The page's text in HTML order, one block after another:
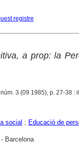
registre
a prop: la
3 (09 1985), p. 27-38 :
social ; Educació de
Barcelona